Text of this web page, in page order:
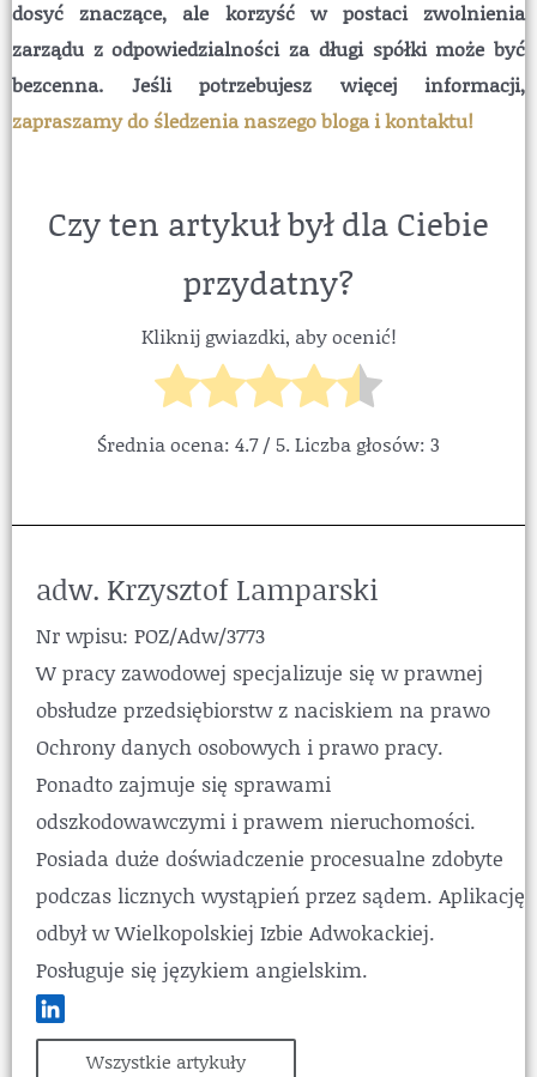
dosyć znaczące, ale korzyść w postaci zwolnienia
zarządu z odpowiedzialności za długi spółki może być
bezcenna. Jeśli potrzebujesz więcej informacji,
zapraszamy do śledzenia naszego bloga i kontaktu!
Czy ten artykuł był dla Ciebie
przydatny?
Kliknij gwiazdki, aby ocenić!
Średnia ocena: 4.7/ 5. Liczba głosów: 3
adw. Krzysztof Lamparski
Nr wpisu: POZ/Adw/3773
W pracy zawodowej specjalizuje się w prawnej
obsłudze przedsiębiorstw z naciskiem na prawo
Ochrony danych osobowych i prawo pracy.
Ponadto zajmuje się sprawami
odszkodowawczymi i prawem nieruchomości.
Posiada duże doświadczenie procesualne zdobyte
podczas licznych wystąpień przez sądem. Aplikację
odbył w Wielkopolskiej Izbie Adwokackiej.
Posługuje się językiem angielskim.
Wszystkie artykuły